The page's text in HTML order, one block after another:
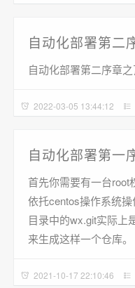
自动化部署第二
自动化部署第二序章
2022-03-05 13:44:12
自动化部署第一
首先你需要有一台root
依托centos操作系统
目录中的wx.git实际上
来生成这样一个仓库。
2021-10-17 22:10:46